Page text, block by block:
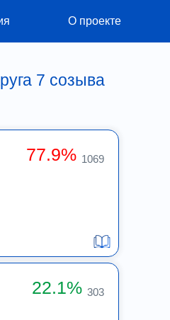
О проекте
7 созыва
77.9% 1069
22.1% 303